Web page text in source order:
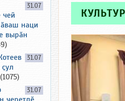
31.07
чей
наци
вырӑн
31.07
(1075)
31.07